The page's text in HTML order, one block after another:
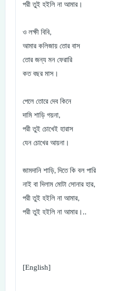
পরী তুই হইলি না আমার।
ও লক্ষী বিবি,
আমার কলিজায় তোর বাস
তোর জন্য মন ফেরারি
কত বছর মাস।
পেলে তোরে দেব কিনে
দামি শাড়ি গয়না,
পরী তুই চোখেই হারাস
যেন চোখের আয়না।
জামদানি শাড়ি, দিতে কি বল পারি
নাই বা দিলাম মোটা সোনার হার,
পরী তুই হইলি না আমার,
পরী তুই হইলি না আমার।..
[English]